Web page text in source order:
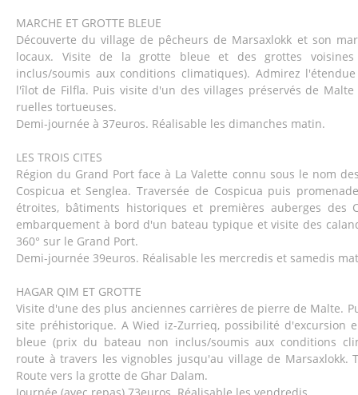
MARCHE ET GROTTE BLEUE
Découverte du village de pêcheurs de Marsaxlokk et son
locaux. Visite de la grotte bleue et des grottes
inclus/soumis aux conditions climatiques). Admirez
l'îlot de Filfla. Puis visite d'un des villages préservés de
ruelles tortueuses.
Demi-journée à 37euros. Réalisable les dimanches matin.
LES TROIS CITES
Région du Grand Port face à La Valette connu sous le nom
Cospicua et Senglea. Traversée de Cospicua puis
étroites, bâtiments historiques et premières auberges des
embarquement à bord d'un bateau typique et visite des
360° sur le Grand Port.
Demi-journée 39euros. Réalisable les mercredis et samedis
HAGAR QIM ET GROTTE
Visite d'une des plus anciennes carrières de pierre de Malte.
site préhistorique. A Wied iz-Zurrieq, possibilité d'excursion
bleue (prix du bateau non inclus/soumis aux conditions
route à travers les vignobles jusqu'au village de Marsaxlokk.
Route vers la grotte de Ghar Dalam.